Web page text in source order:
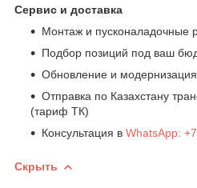
Сервис и доставка
Монтаж и пусконаладочные
Подбор позиций под ваш
Обновление и
Отправка по Казахстану
(тариф ТК)
Консультация в WhatsApp:
Скрыть